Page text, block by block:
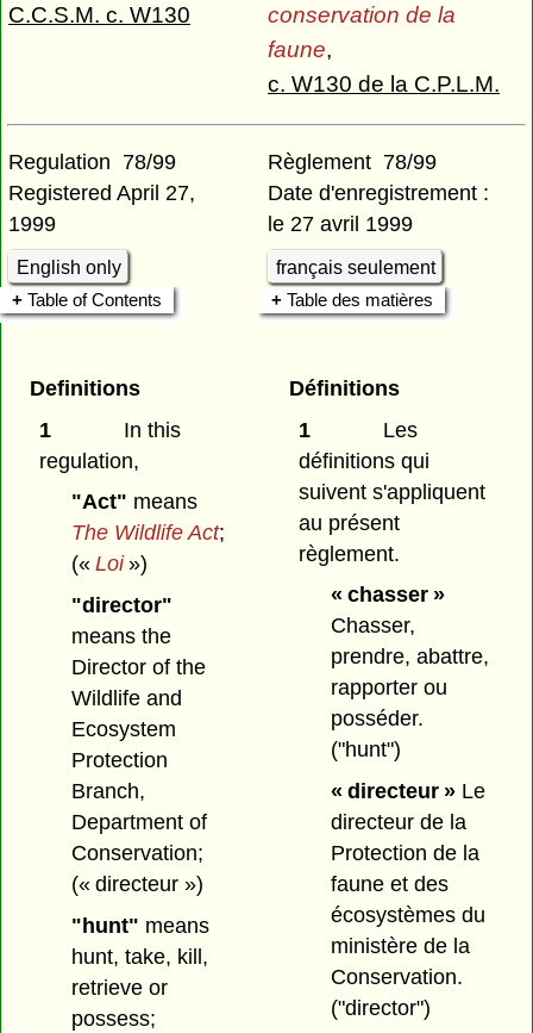
C.C.S.M. c. W130
conservation de la
faune,
c. W130 de la C.P.L.M.
Regulation 78/99
Registered April 27,
1999
English only
Règlement 78/99
Date d'enregistrement :
le 27 avril 1999
français seulement
Table of Contents
Table des matières
Definitions
1
In this
regulation,
"Act" means
The Wildlife Act;
(« Loi»)
"director"
means the
Director of the
Wildlife and
Ecosystem
Protection
Branch,
Department of
Conservation;
(« directeur »)
"hunt" means
hunt, take, kill,
retrieve or
possess;
Définitions
1
Les
définitions qui
suivent s'appliquent
au présent
règlement.
« chasser »
Chasser,
prendre, abattre,
rapporter ou
posséder.
("hunt")
« directeur »Le
directeur de la
Protection de la
faune et des
écosystèmes du
ministère de la
Conservation.
("director")